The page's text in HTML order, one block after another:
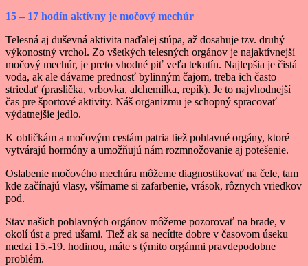
15 – 17 hodín aktívny je močový mechúr
Telesná aj duševná aktivita naďalej stúpa, až dosahuje tzv. druhý
výkonostný vrchol. Zo všetkých telesných orgánov je najaktívnejší
močový mechúr, je preto vhodné piť veľa tekutín. Najlepšia je čistá
voda, ak ale dávame prednosť bylinným čajom, treba ich často
striedať (praslička, vrbovka, alchemilka, repík). Je to najvhodnejší
čas pre športové aktivity. Náš organizmu je schopný spracovať
výdatnejšie jedlo.
K obličkám a močovým cestám patria tiež pohlavné orgány, ktoré
vytvárajú hormóny a umožňujú nám rozmnožovanie aj potešenie.
Oslabenie močového mechúra môžeme diagnostikovať na čele, tam
kde začínajú vlasy, všímame si zafarbenie, vrások, rôznych vriedkov
pod.
Stav našich pohlavných orgánov môžeme pozorovať na brade, v
okolí úst a pred ušami. Tiež ak sa necítite dobre v časovom úseku
medzi 15.-19. hodinou, máte s týmito orgánmi pravdepodobne
problém.